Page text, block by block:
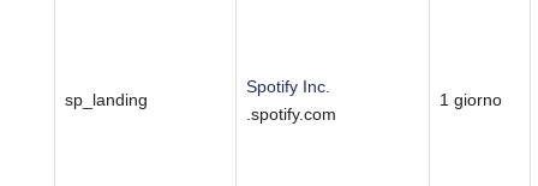
sp_landing
Spotify Inc.
.spotify.com
1 giorno